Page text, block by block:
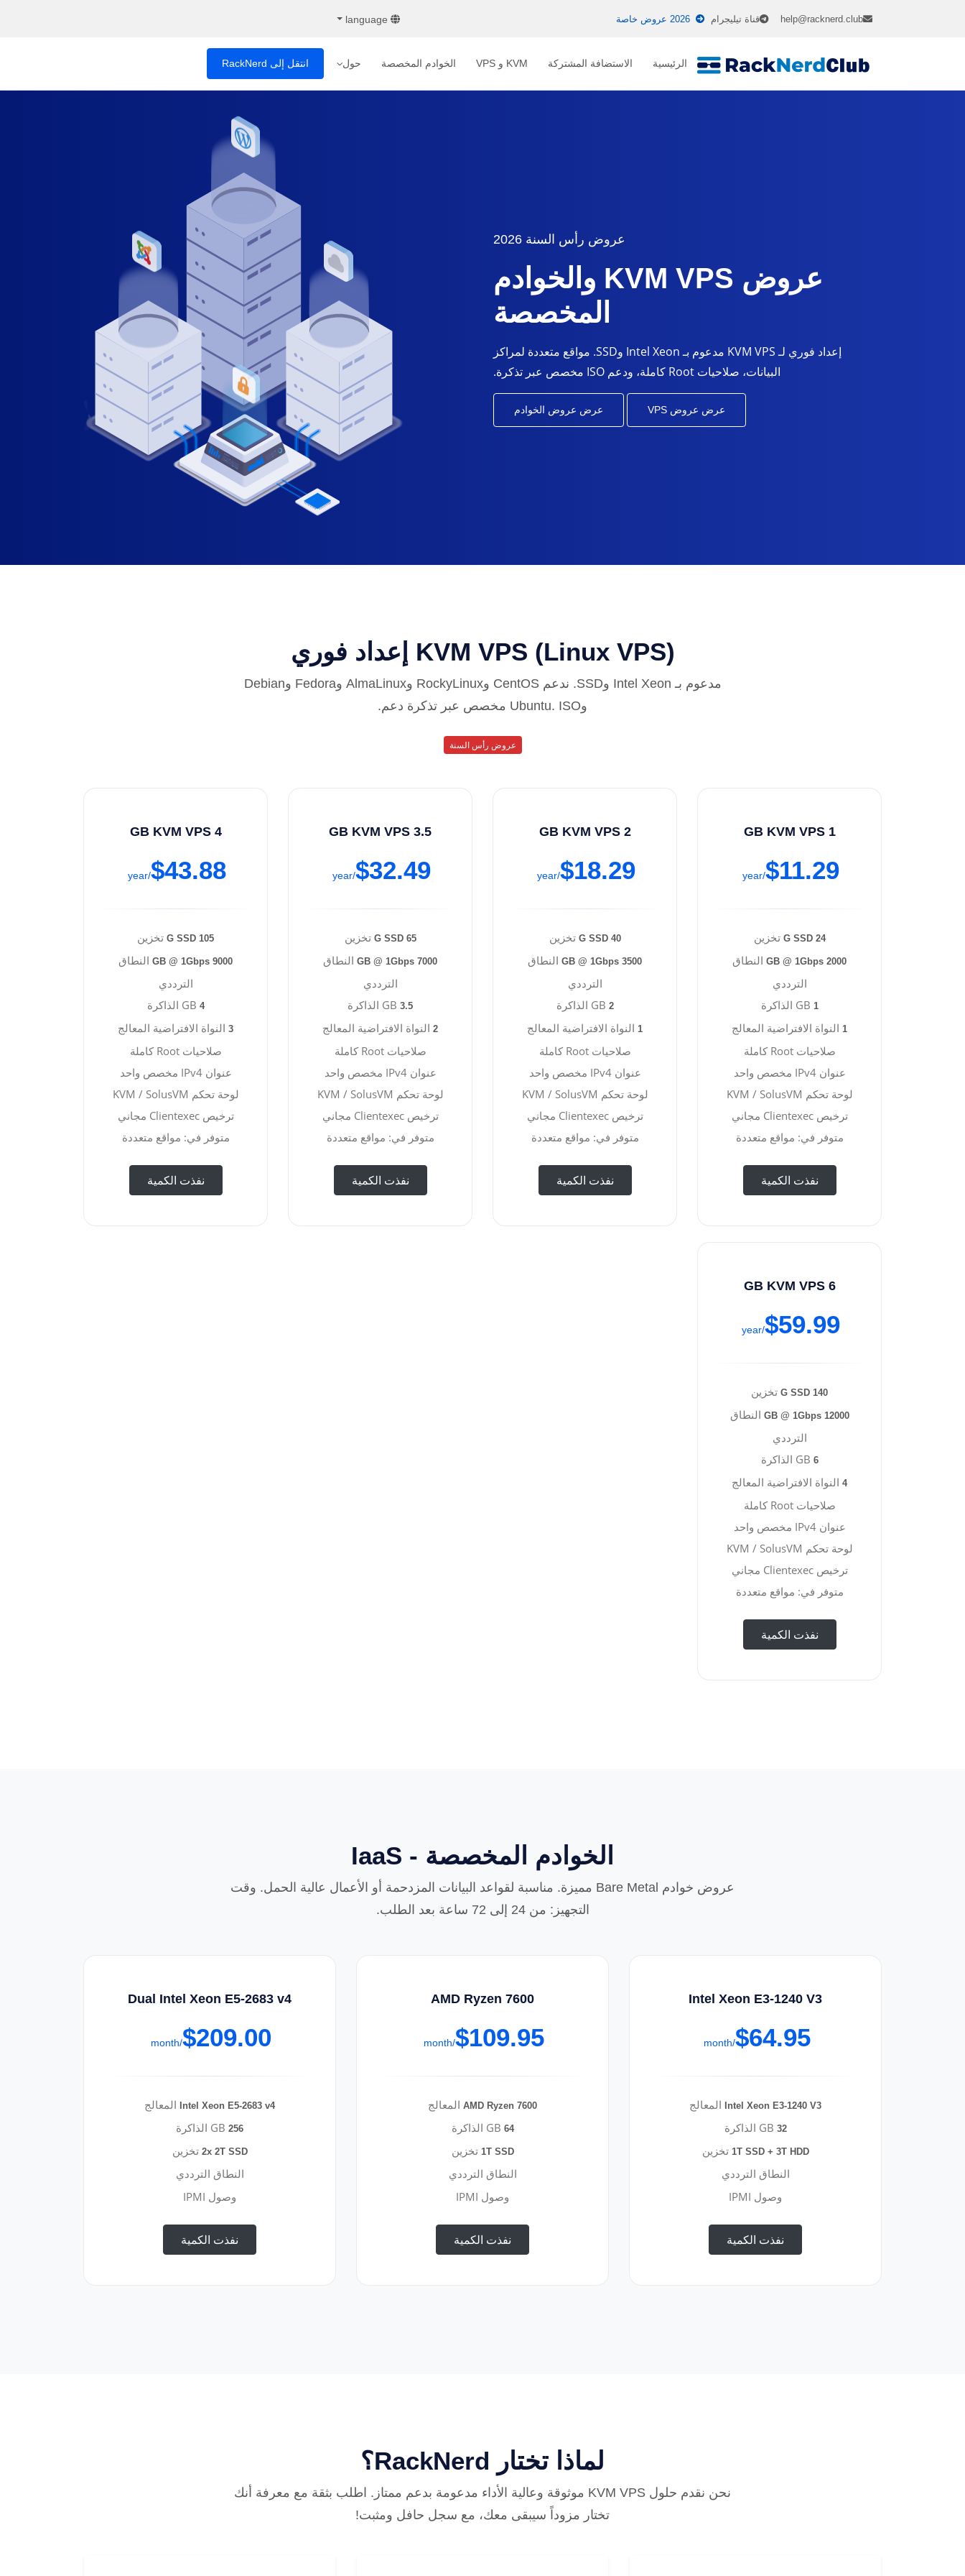
help@racknerd.club قناة تيليجرام 2026 عروض خاصة
الرئيسية الاستضافة المشتركة KVM و VPS الخوادم المخصصة حول انتقل إلى RackNerd
عروض رأس السنة 2026
عروض KVM VPS والخوادم
المخصصة
إعداد فوري لـ KVM VPS مدعوم بـ Intel Xeon وSSD. مواقع متعددة لمراكز
البيانات، صلاحيات Root كاملة، ودعم ISO مخصص عبر تذكرة.
عرض عروض VPS عرض عروض الخوادم
KVM VPS (Linux VPS) إعداد فوري
مدعوم بـ Intel Xeon وSSD. ندعم CentOS وRockyLinux وAlmaLinux وFedora وDebian
وUbuntu. ISO مخصص عبر تذكرة دعم.
عروض رأس السنة
1 GB KVM VPS
$11.29
/year
24 G SSD تخزين
2000 GB @ 1Gbps
النطاق
الترددي
1
1 النواة الافتراضية المعالج
صلاحيات Root كاملة
عنوان IPv4 مخصص واحد
لوحة تحكم KVM / SolusVM
ترخيص Clientexec مجاني
متوفر في: مواقع متعددة
نفذت الكمية
2 GB KVM VPS
$18.29
/year
40 G SSD تخزين
3500 GB @ 1Gbps
النطاق
الترددي
2
1 النواة الافتراضية المعالج
صلاحيات Root كاملة
عنوان IPv4 مخصص واحد
لوحة تحكم KVM / SolusVM
ترخيص Clientexec مجاني
متوفر في: مواقع متعددة
نفذت الكمية
3.5 GB KVM VPS
$32.49
/year
65 G SSD تخزين
7000 GB @ 1Gbps
النطاق
الترددي
3.5
2 النواة الافتراضية المعالج
صلاحيات Root كاملة
عنوان IPv4 مخصص واحد
لوحة تحكم KVM / SolusVM
ترخيص Clientexec مجاني
متوفر في: مواقع متعددة
نفذت الكمية
4 GB KVM VPS
$43.88
/year
105 G SSD تخزين
9000 GB @ 1Gbps
النطاق
الترددي
4
3 النواة الافتراضية المعالج
صلاحيات Root كاملة
عنوان IPv4 مخصص واحد
لوحة تحكم KVM / SolusVM
ترخيص Clientexec مجاني
متوفر في: مواقع متعددة
نفذت الكمية
6 GB KVM VPS
$59.99
/year
140 G SSD تخزين
12000 GB @ 1Gbps
النطاق
الترددي
6
4 النواة الافتراضية المعالج
صلاحيات Root كاملة
عنوان IPv4 مخصص واحد
لوحة تحكم KVM / SolusVM
ترخيص Clientexec مجاني
متوفر في: مواقع متعددة
نفذت الكمية
الخوادم المخصصة - IaaS
عروض خوادم Bare Metal مميزة. مناسبة لقواعد البيانات المزدحمة أو الأعمال عالية الحمل. وقت
التجهيز: من 24 إلى 72 ساعة بعد الطلب.
Intel Xeon E3-1240 V3
$64.95
/month
Intel Xeon E3-1240 V3 المعالج
32
1T SSD + 3T HDD تخزين
النطاق الترددي
وصول IPMI
نفذت الكمية
AMD Ryzen 7600
$109.95
/month
AMD Ryzen 7600 المعالج
64
1T SSD تخزين
النطاق الترددي
وصول IPMI
نفذت الكمية
Dual Intel Xeon E5-2683 v4
$209.00
/month
Intel Xeon E5-2683 v4 المعالج
256
2x 2T SSD تخزين
النطاق الترددي
وصول IPMI
نفذت الكمية
لماذا تختار RackNerd؟
نحن نقدم حلول KVM VPS موثوقة وعالية الأداء مدعومة بدعم ممتاز. اطلب بثقة مع معرفة أنك
تختار مزوداً سيبقى معك، مع سجل حافل ومثبت!